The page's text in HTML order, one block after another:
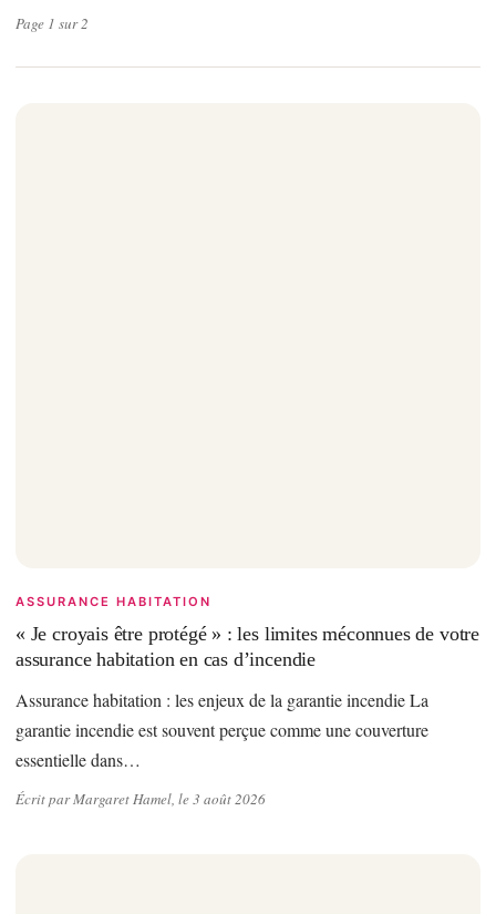
Page 1 sur 2
ASSURANCE HABITATION
« Je croyais être protégé » : les limites méconnues de votre
assurance habitation en cas d’incendie
Assurance habitation : les enjeux de la garantie incendie La
garantie incendie est souvent perçue comme une couverture
essentielle dans…
Écrit par Margaret Hamel, le 3 août 2026